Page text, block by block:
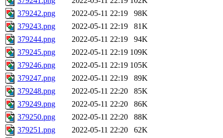
379242.png
2022-05-11 22:19
98K
379243.png
2022-05-11 22:19
81K
379244.png
2022-05-11 22:19
94K
379245.png
2022-05-11 22:19 109K
379246.png
2022-05-11 22:19 105K
379247.png
2022-05-11 22:19
89K
379248.png
2022-05-11 22:20
85K
379249.png
2022-05-11 22:20
86K
379250.png
2022-05-11 22:20
88K
379251.png
2022-05-11 22:20
62K